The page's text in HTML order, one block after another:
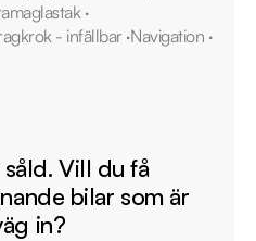
·
- infällbar ·Navigation ·
Vill du få
bilar som är
in?